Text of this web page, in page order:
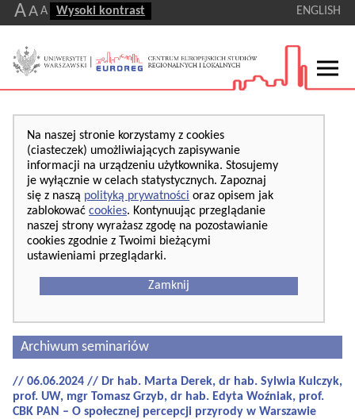
AA A Wysoki kontrast ENGLISH
Na naszej stronie korzystamy z cookies
(ciasteczek) umożliwiających zapisywanie
informacji na urządzeniu użytkownika. Stosujemy
je wyłącznie w celach statystycznych. Zapoznaj
się z naszą polityką prywatności oraz opisem jak
zablokować cookies. Kontynuując przeglądanie
naszej strony wyrażasz zgodę na pozostawianie
cookies zgodnie z Twoimi bieżącymi
ustawieniami przeglądarki.
Zamknij
Archiwum seminariów
// 06.06.2024 // Dr hab. Marta Derek, dr hab. Sylwia Kulczyk,
prof. UW, mgr Tomasz Grzyb, dr hab. Edyta Woźniak, prof.
CBK PAN – O społecznej percepcji przyrody w Warszawie